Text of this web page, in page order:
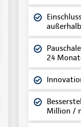
24
Million /